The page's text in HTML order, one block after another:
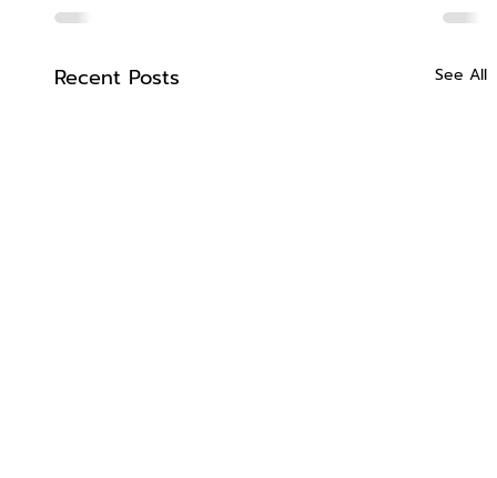
Recent Posts See All